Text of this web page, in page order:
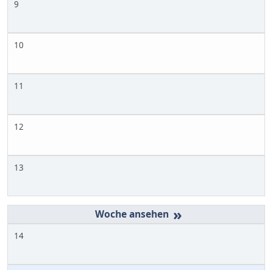
9
10
11
12
13
»
14